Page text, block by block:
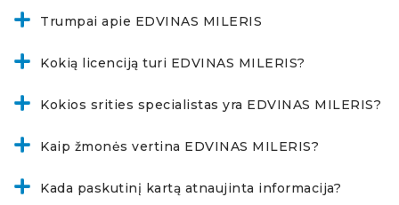
Trumpai apie EDVINAS MILERIS
Kokią licenciją turi EDVINAS MILERIS?
Kokios srities specialistas yra EDVINAS MILERIS?
Kaip žmonės vertina EDVINAS MILERIS?
Kada paskutinį kartą atnaujinta informacija?